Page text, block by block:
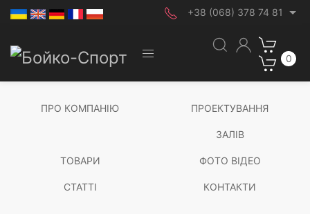
+38 (068) 378 74 81
0
ПРО КОМПАНІЮ ПРОЕКТУВАННЯ
ЗАЛІВ
ТОВАРИ ФОТО ВІДЕО
СТАТТІ КОНТАКТИ